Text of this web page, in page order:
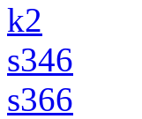
k2
s346
s366